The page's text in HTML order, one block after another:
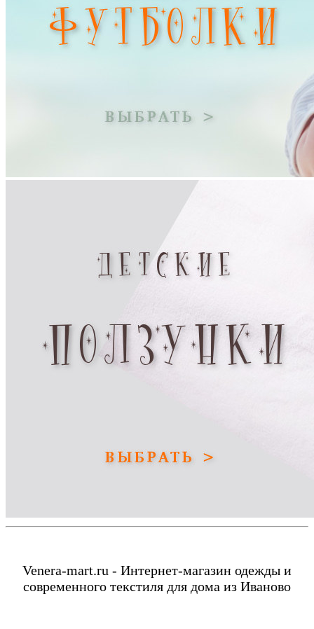
Venera-mart.ru - Интернет-магазин одежды и
современного текстиля для дома из Иваново